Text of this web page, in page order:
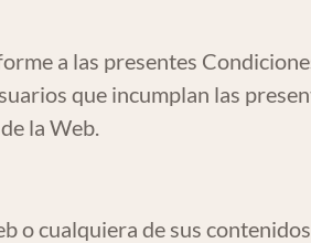
a las presentes
que incumplan las
la Web.
cualquiera de sus